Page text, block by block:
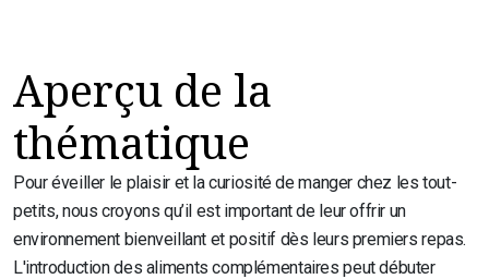
Aperçu de la
thématique
Pour éveiller le plaisir et la curiosité de manger chez les tout-
petits, nous croyons qu’il est important de leur offrir un
environnement bienveillant et positif dès leurs premiers repas.
L'introduction des aliments complémentaires peut débuter